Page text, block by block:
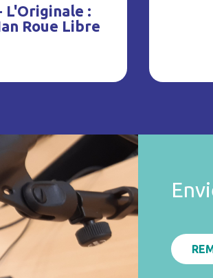
L'Originale :
Roue Libre